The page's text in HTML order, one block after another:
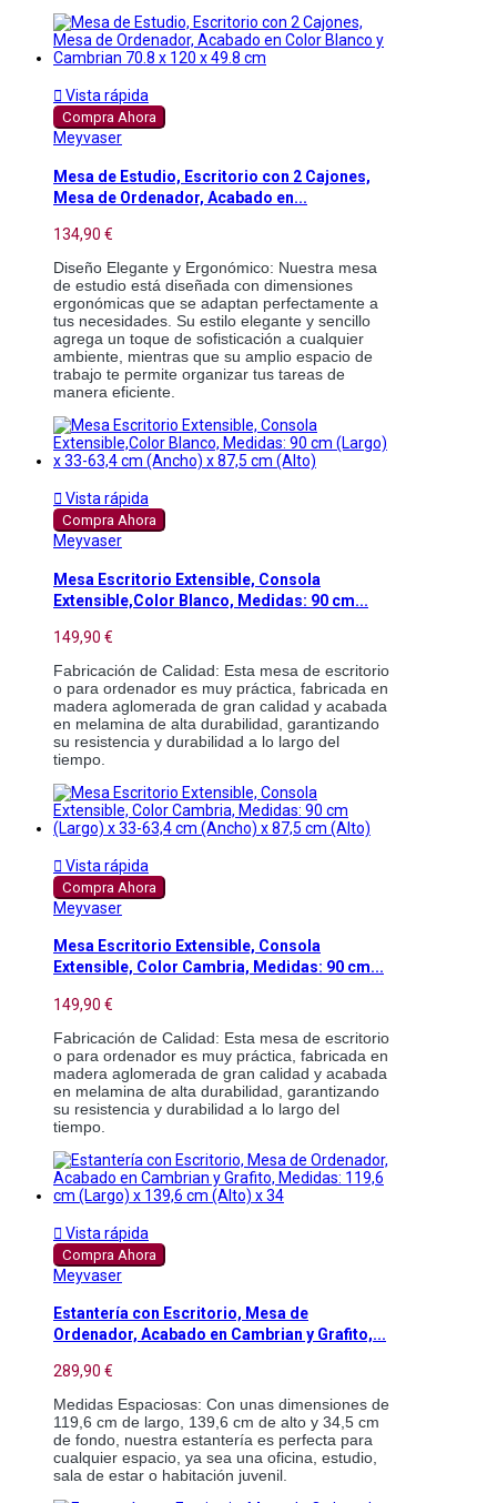
 Vista rápida
Compra Ahora
Meyvaser
Mesa de Estudio, Escritorio con 2 Cajones,
Mesa de Ordenador, Acabado en...
134,90 €
Diseño Elegante y Ergonómico: Nuestra mesa
de estudio está diseñada con dimensiones
ergonómicas que se adaptan perfectamente a
tus necesidades. Su estilo elegante y sencillo
agrega un toque de sofisticación a cualquier
ambiente, mientras que su amplio espacio de
trabajo te permite organizar tus tareas de
manera eficiente.
 Vista rápida
Compra Ahora
Meyvaser
Mesa Escritorio Extensible, Consola
Extensible,Color Blanco, Medidas: 90 cm...
149,90 €
Fabricación de Calidad: Esta mesa de escritorio
o para ordenador es muy práctica, fabricada en
madera aglomerada de gran calidad y acabada
en melamina de alta durabilidad, garantizando
su resistencia y durabilidad a lo largo del
tiempo.
 Vista rápida
Compra Ahora
Meyvaser
Mesa Escritorio Extensible, Consola
Extensible, Color Cambria, Medidas: 90 cm...
149,90 €
Fabricación de Calidad: Esta mesa de escritorio
o para ordenador es muy práctica, fabricada en
madera aglomerada de gran calidad y acabada
en melamina de alta durabilidad, garantizando
su resistencia y durabilidad a lo largo del
tiempo.
 Vista rápida
Compra Ahora
Meyvaser
Estantería con Escritorio, Mesa de
Ordenador, Acabado en Cambrian y Grafito,...
289,90 €
Medidas Espaciosas: Con unas dimensiones de
119,6 cm de largo, 139,6 cm de alto y 34,5 cm
de fondo, nuestra estantería es perfecta para
cualquier espacio, ya sea una oficina, estudio,
sala de estar o habitación juvenil.